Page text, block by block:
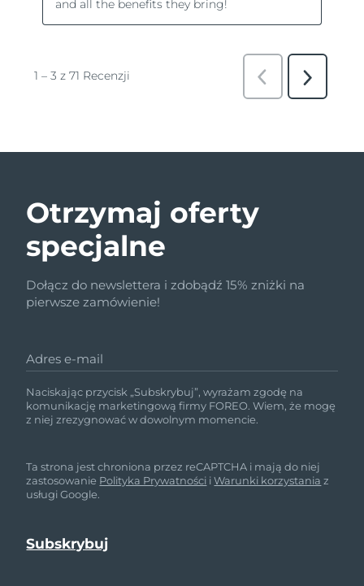
Otrzymaj oferty
specjalne
Dołącz do newslettera i zdobądź 15% zniżki na
pierwsze zamówienie!
Adres e-mail
Naciskając przycisk „Subskrybuj”, wyrażam zgodę na
komunikację marketingową firmy FOREO. Wiem, że mogę
z niej zrezygnować w dowolnym momencie.
Ta strona jest chroniona przez reCAPTCHA i mają do niej
zastosowanie Polityka Prywatności iWarunki korzystania z
usługi Google.